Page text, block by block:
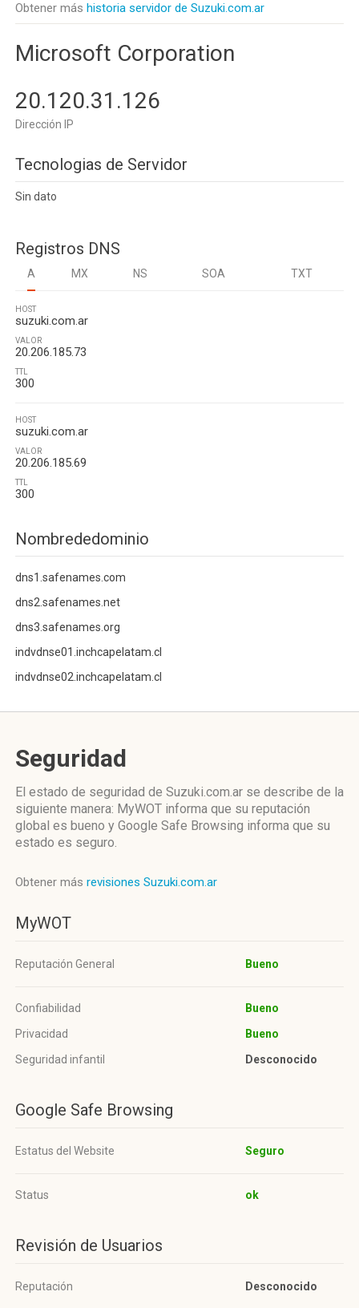
Obtener más historia servidor de Suzuki.com.ar
Microsoft Corporation
20.120.31.126
Dirección IP
Tecnologias de Servidor
Sin dato
Registros DNS
A MX NS SOA TXT
HOST
suzuki.com.ar
VALOR
20.206.185.73
TTL
300
HOST
suzuki.com.ar
VALOR
20.206.185.69
TTL
300
Nombrededominio
dns1.safenames.com
dns2.safenames.net
dns3.safenames.org
indvdnse01.inchcapelatam.cl
indvdnse02.inchcapelatam.cl
Seguridad
El estado de seguridad de Suzuki.com.ar se describe de la
siguiente manera: MyWOT informa que su reputación
global es bueno y Google Safe Browsing informa que su
estado es seguro.
Obtener más revisiones Suzuki.com.ar
MyWOT
Reputación General Bueno
Confiabilidad
Bueno
Privacidad
Bueno
Seguridad infantil
Desconocido
Google Safe Browsing
Estatus del Website Seguro
Status ok
Revisión de Usuarios
Reputación Desconocido